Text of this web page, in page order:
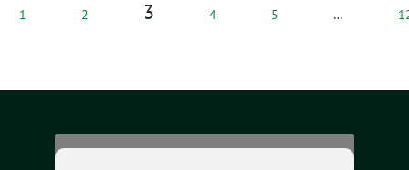
1 2 3 4 5 …